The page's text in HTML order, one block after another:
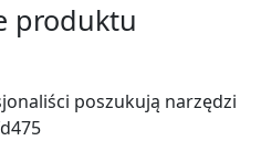
produktu
poszukują narzędzi